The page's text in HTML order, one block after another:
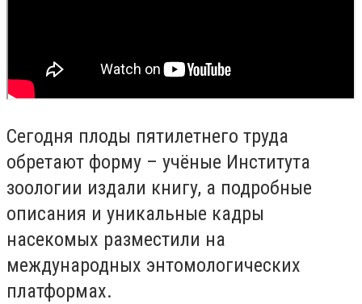
Сегодня плоды пятилетнего труда
обретают форму – учёные Института
зоологии издали книгу, а подробные
описания и уникальные кадры
насекомых разместили на
международных энтомологических
платформах.